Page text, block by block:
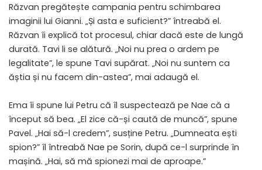
Răzvan pregătește campania pentru schimbarea
imaginii lui Gianni. „Și asta e suficient?” întreabă el.
Răzvan îi explică tot procesul, chiar dacă este de lungă
durată. Tavi li se alătură. „Noi nu prea o ardem pe
legalitate”, le spune Tavi supărat. „Noi nu suntem ca
ăștia și nu facem din-astea”, mai adaugă el.
Ema îi spune lui Petru că îl suspectează pe Nae că a
început să bea. „El zice că-și caută de muncă”, spune
Pavel. „Hai să-l credem”, susține Petru. „Dumneata ești
spion?” îl întreabă Nae pe Sorin, după ce-l surprinde în
mașină. „Hai, să mă spionezi mai de aproape.”